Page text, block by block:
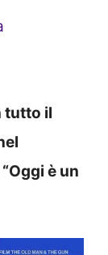
tutto il
è un